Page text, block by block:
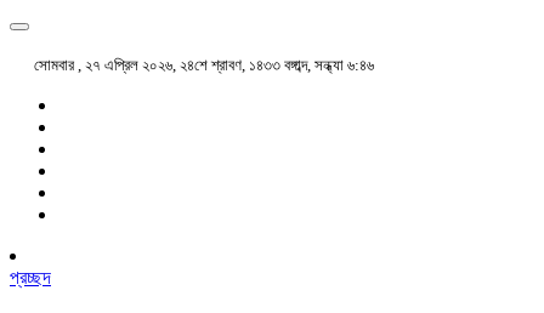
সোমবার , ২৭ এপ্রিল ২০২৬, ২৪শে শ্রাবণ, ১৪৩৩ বঙ্গাব্দ, সন্ধ্যা ৬:৪৬
প্রচ্ছদ